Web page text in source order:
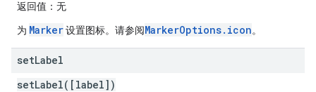
返回值 ：无
为 Marker设置图标。请参阅MarkerOptions.icon。
setLabel
setLabel([label])